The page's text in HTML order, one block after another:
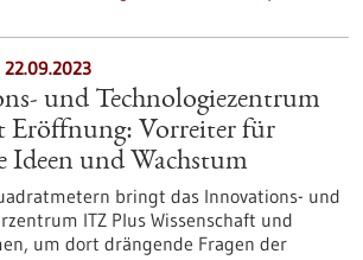
und Technologiezentrum
Eröffnung: Vorreiter für
Ideen und Wachstum
bringt das Innovations- und
ITZ Plus Wissenschaft und
um dort drängende Fragen der